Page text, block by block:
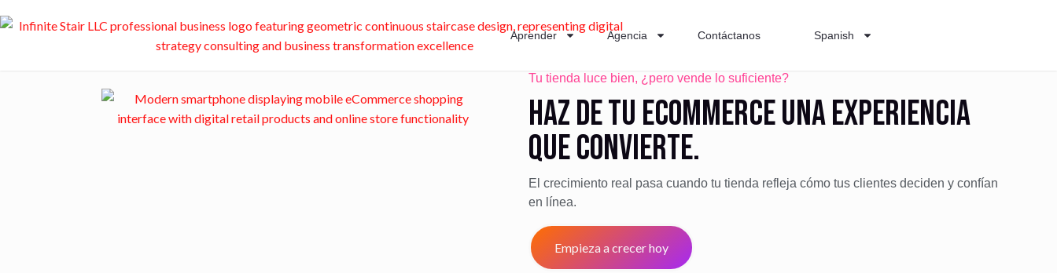
Aprender Agencia Contáctanos Spanish
Tu tienda luce bien, ¿pero vende lo suficiente?
Haz de tu eCommerce una experiencia
que convierte.
El crecimiento real pasa cuando tu tienda refleja cómo tus clientes deciden y confían
en línea.
Empieza a crecer hoy